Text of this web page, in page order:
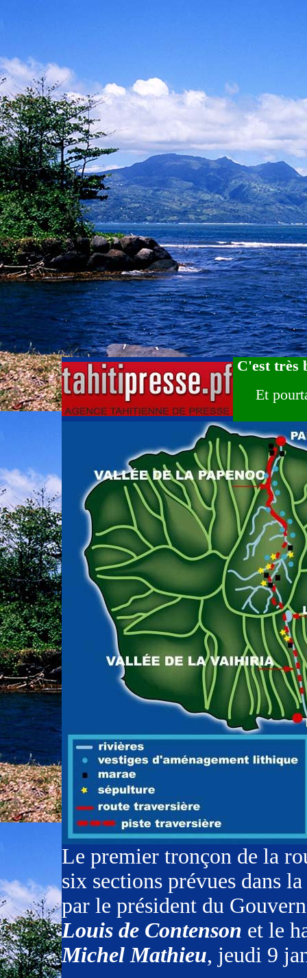
C'est très
Et
Le premier tronçon de la
six sections prévues dans
par le président du
Louis de Contenson et le
Michel Mathieu, jeudi 9